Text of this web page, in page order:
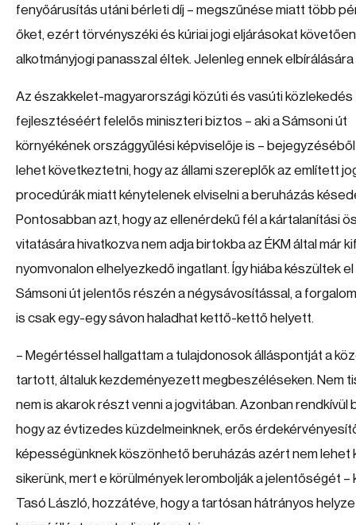
fenyőárusítás utáni bérleti díj – megszűnése miatt több
őket, ezért törvényszéki és kúriai jogi eljárásokat követően
alkotmányjogi panasszal éltek. Jelenleg ennek
Az északkelet-magyarországi közúti és vasúti közlekedés
fejlesztéséért felelős miniszteri biztos – aki a Sámsoni út
környékének országgyűlési képviselője is –
lehet következtetni, hogy az állami szereplők az említett
procedúrák miatt kénytelenek elviselni a beruházás
Pontosabban azt, hogy az ellenérdekű fél a kártalanítási
vitatására hivatkozva nem adja birtokba az ÉKM által már
nyomvonalon elhelyezkedő ingatlant. Így hiába készültek el
Sámsoni út jelentős részén a négysávosítással, a
is csak egy-egy sávon haladhat kettő-kettő helyett.
– Megértéssel hallgattam a tulajdonosok álláspontját a
tartott, általuk kezdeményezett megbeszéléseken. Nem
nem is akarok részt venni a jogvitában. Azonban rendkívül
hogy az évtizedes küzdelmeinknek, erős
képességünknek köszönhető beruházás azért nem lehet
sikerünk, mert e körülmények lerombolják a jelentőségét –
Tasó László, hozzátéve, hogy a tartósan hátrányos